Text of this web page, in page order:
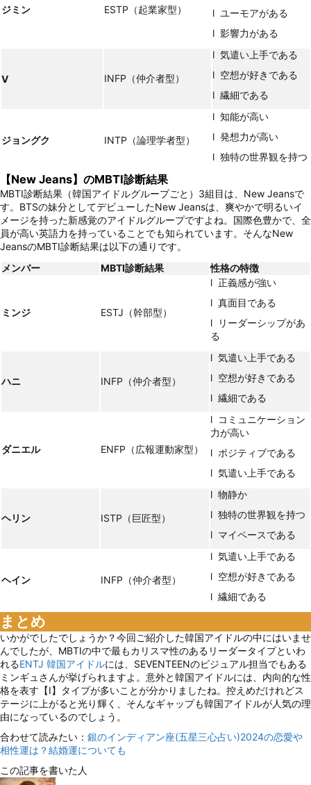
ジミン ESTP（起業家型）
l ユーモアがある
l 影響力がある
V INFP（仲介者型）
l 気遣い上手である
l 空想が好きである
l 繊細である
ジョングク INTP（論理学者型）
l 知能が高い
l 発想力が高い
l 独特の世界観を持つ
【New Jeans】のMBTI診断結果
MBTI診断結果（韓国アイドルグループごと）3組目は、New Jeansで
す。BTSの妹分としてデビューしたNew Jeansは、爽やかで明るいイ
メージを持った新感覚のアイドルグループですよね。国際色豊かで、全
員が高い英語力を持っていることでも知られています。そんなNew
JeansのMBTI診断結果は以下の通りです。
メンバー
MBTI診断結果 性格の特徴
ミンジ ESTJ（幹部型）
l 正義感が強い
l 真面目である
l リーダーシップがあ
る
ハニ INFP（仲介者型）
l 気遣い上手である
l 空想が好きである
l 繊細である
ダニエル ENFP（広報運動家型）
l コミュニケーション
力が高い
l ポジティブである
l 気遣い上手である
ヘリン ISTP（巨匠型）
l 物静か
l 独特の世界観を持つ
l マイペースである
ヘイン INFP（仲介者型）
l 気遣い上手である
l 空想が好きである
l 繊細である
まとめ
いかがでしたでしょうか？今回ご紹介した韓国アイドルの中にはいませ
んでしたが、MBTIの中で最もカリスマ性のあるリーダータイプといわ
れるENTJ 韓国アイドルには、SEVENTEENのビジュアル担当でもある
ミンギュさんが挙げられますよ。意外と韓国アイドルには、内向的な性
格を表す【I】タイプが多いことが分かりましたね。控えめだけれどス
テージに上がると光り輝く、そんなギャップも韓国アイドルが人気の理
由になっているのでしょう。
合わせて読みたい： 銀のインディアン座(五星三心占い)2024の恋愛や
相性運は？結婚運についても
この記事を書いた人